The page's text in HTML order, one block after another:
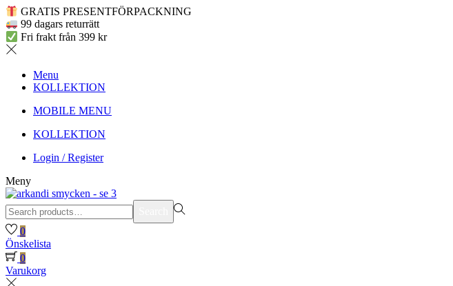
GRATIS PRESENTFÖRPACKNING
99 dagars returrätt
Fri frakt från 399 kr
Menu
KOLLEKTION
MOBILE MENU
KOLLEKTION
Login / Register
Meny
Search
for:>
0
Önskelista
0
Varukorg